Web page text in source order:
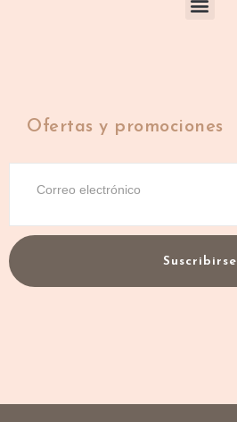
Ofertas y promociones
Suscribirse